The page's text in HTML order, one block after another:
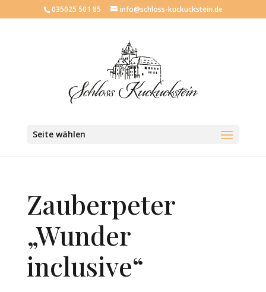
035025 501 85 info@schloss-kuckuckstein.de
Seite wählen
Zauberpeter
„Wunder
inclusive“